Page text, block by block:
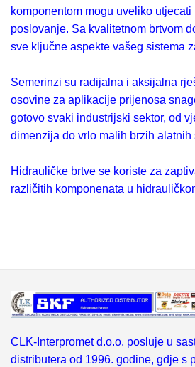
komponentom mogu uveliko
poslovanje. Sa kvalitetnom brtvom
sve ključne aspekte vašeg sistema
Semerinzi su radijalna i aksijalna
osovine za aplikacije prijenosa
gotovo svaki industrijski sektor, od
dimenzija do vrlo malih brzih alatnih
Hidrauličke brtve se koriste za
različitih komponenata u
CLK-Interpromet d.o.o. posluje u
distributera od 1996. godine, gdje s